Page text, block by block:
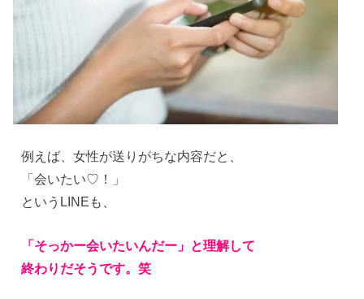
例えば、女性が送りがちな内容だと、
「会いたい♡！」
というLINEも、
「そっかー会いたいんだー」と理解して
終わりだそうです。笑